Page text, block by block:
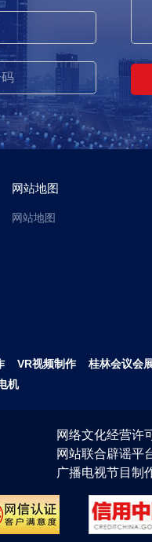
网站地图
网站地图
VR视频制作 桂林会议会
机
网络文化经营许
网站联合辟谣平
广播电视节目制